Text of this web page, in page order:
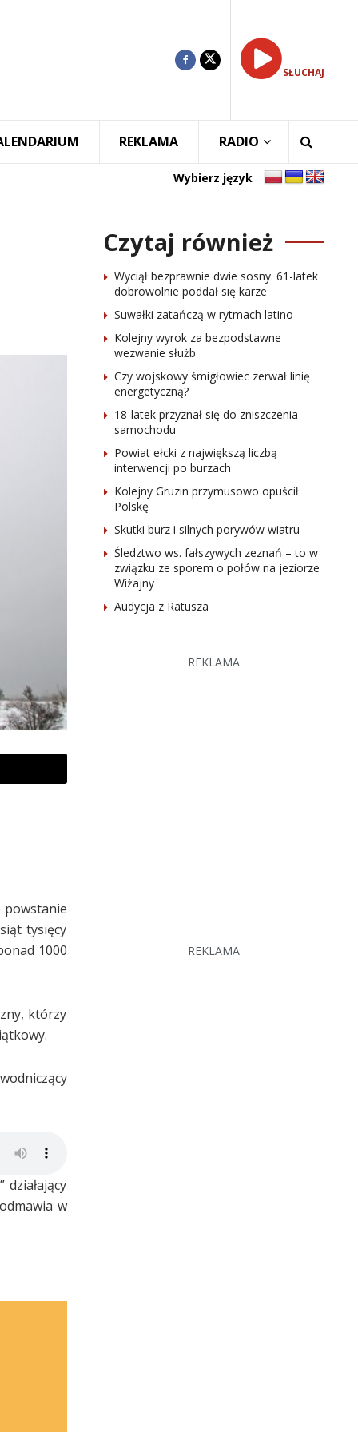
SŁUCHAJ
REKLAMA RADIO
Wybierz język
powstanie
tysięcy
1000
którzy
w
Czytaj również
Wyciął bezprawnie dwie sosny. 61-latek
dobrowolnie poddał się karze
Suwałki zatańczą w rytmach latino
Kolejny wyrok za bezpodstawne
wezwanie służb
Czy wojskowy śmigłowiec zerwał linię
energetyczną?
18-latek przyznał się do zniszczenia
samochodu
Powiat ełcki z największą liczbą
interwencji po burzach
Kolejny Gruzin przymusowo opuścił
Polskę
Skutki burz i silnych porywów wiatru
Śledztwo ws. fałszywych zeznań – to w
związku ze sporem o połów na jeziorze
Wiżajny
Audycja z Ratusza
REKLAMA
REKLAMA